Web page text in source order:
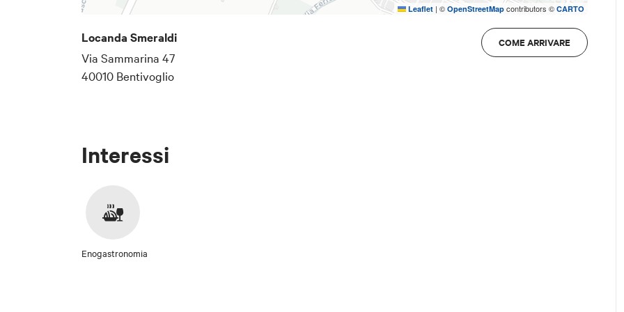
Leaflet | © OpenStreetMapcontributors © CARTO
Locanda Smeraldi
Via Sammarina 47
40010 Bentivoglio
COME ARRIVARE
Interessi
Enogastronomia